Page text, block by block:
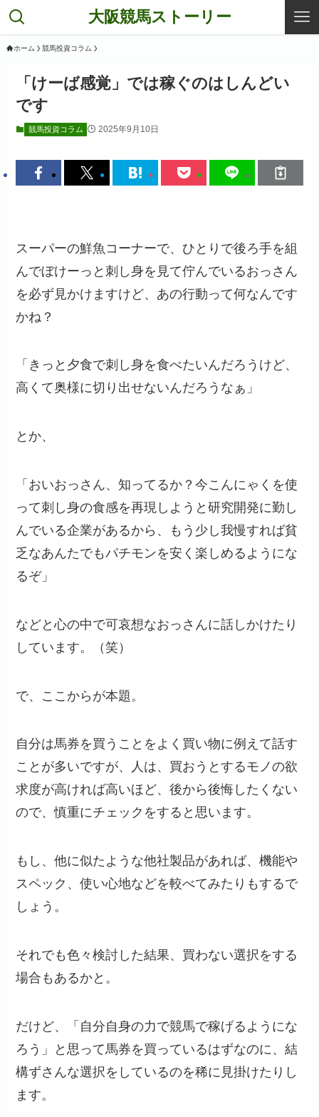
大阪競馬ストーリー
ホーム 競馬投資コラム
「けーば感覚」では稼ぐのはしんどい
です
競馬投資コラム 2025年9月10日
スーパーの鮮魚コーナーで、ひとりで後ろ手を組
んでぼけーっと刺し身を見て佇んでいるおっさん
を必ず見かけますけど、あの行動って何なんです
かね？
「きっと夕食で刺し身を食べたいんだろうけど、
高くて奥様に切り出せないんだろうなぁ」
とか、
「おいおっさん、知ってるか？今こんにゃくを使
って刺し身の食感を再現しようと研究開発に勤し
んでいる企業があるから、もう少し我慢すれば貧
乏なあんたでもパチモンを安く楽しめるようにな
るぞ」
などと心の中で可哀想なおっさんに話しかけたり
しています。（笑）
で、ここからが本題。
自分は馬券を買うことをよく買い物に例えて話す
ことが多いですが、人は、買おうとするモノの欲
求度が高ければ高いほど、後から後悔したくない
ので、慎重にチェックをすると思います。
もし、他に似たような他社製品があれば、機能や
スペック、使い心地などを較べてみたりもするで
しょう。
それでも色々検討した結果、買わない選択をする
場合もあるかと。
だけど、「自分自身の力で競馬で稼げるようにな
ろう」と思って馬券を買っているはずなのに、結
構ずさんな選択をしているのを稀に見掛けたりし
ます。